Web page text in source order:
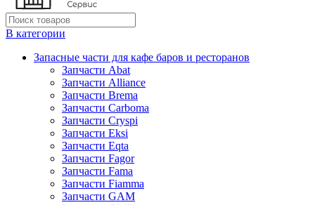
В категории
Запасные части для кафе баров и ресторанов
Запчасти Abat
Запчасти Alliance
Запчасти Brema
Запчасти Carboma
Запчасти Cryspi
Запчасти Eksi
Запчасти Eqta
Запчасти Fagor
Запчасти Fama
Запчасти Fiamma
Запчасти GAM